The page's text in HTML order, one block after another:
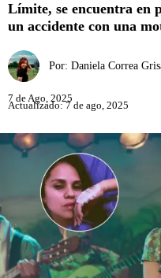
Límite, se encuentra en
un accidente con una
Por: Daniela Correa
7 de Ago, 2025
Actualizado: 7 de ago, 2025